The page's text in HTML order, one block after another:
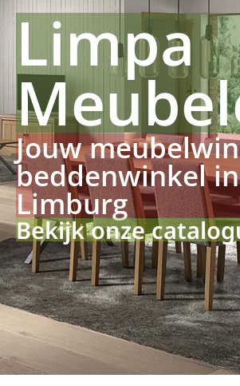
Limpa
Jouw
beddenwinkel in
Limburg
Bekijk onze